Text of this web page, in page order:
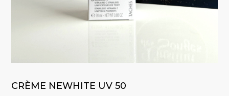
CRÈME NEWHITE UV 50